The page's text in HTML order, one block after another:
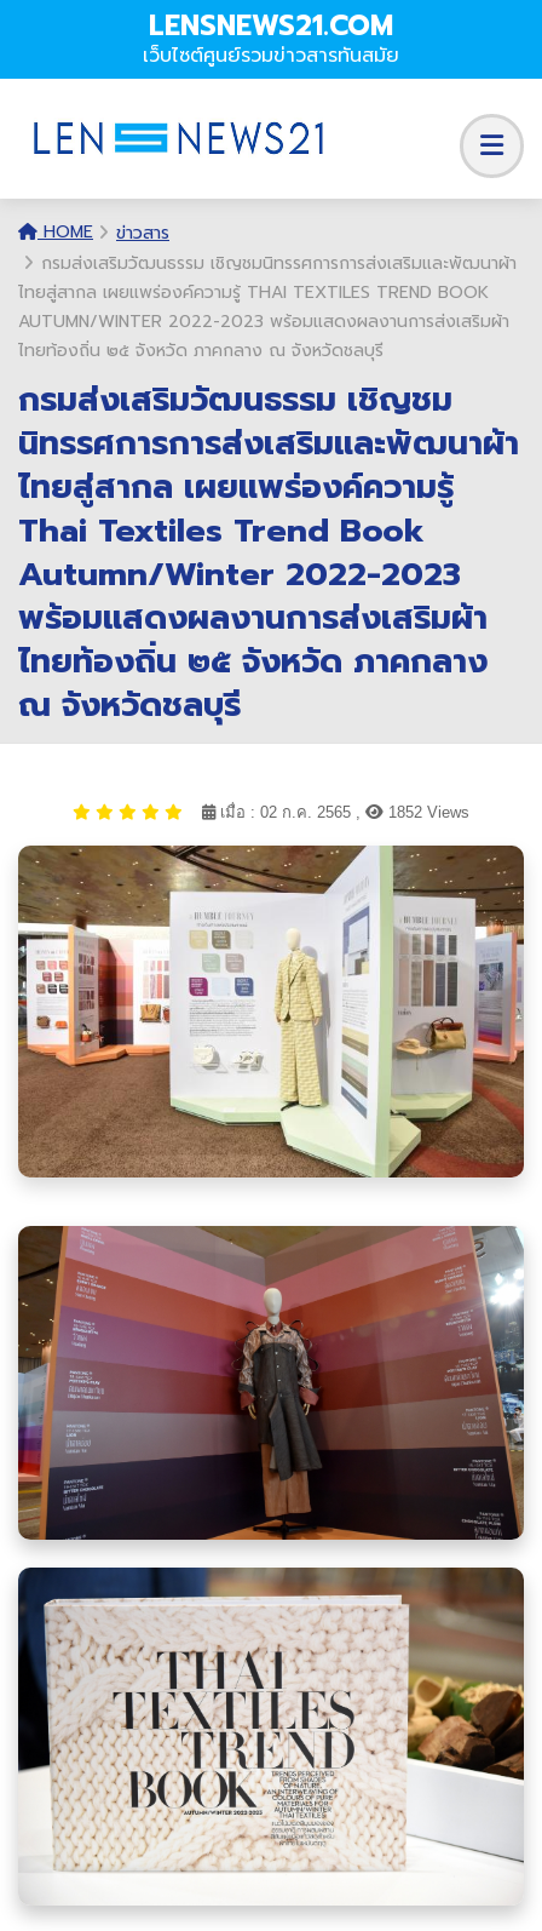
LENSNEWS21.COM
เว็บไซต์ศูนย์รวมข่าวสารทันสมัย
HOME
ข่าวสาร
กรมส่งเสริมวัฒนธรรม เชิญชมนิทรรศการการส่งเสริมและพัฒนาผ้า
ไทยสู่สากล เผยแพร่องค์ความรู้ THAI TEXTILES TREND BOOK
AUTUMN/WINTER 2022-2023 พร้อมแสดงผลงานการส่งเสริมผ้า
ไทยท้องถิ่น ๒๕ จังหวัด ภาคกลาง ณ จังหวัดชลบุรี
กรมส่งเสริมวัฒนธรรม เชิญชม
นิทรรศการการส่งเสริมและพัฒนาผ้า
ไทยสู่สากล เผยแพร่องค์ความรู้
Thai Textiles Trend Book
Autumn/Winter 2022-2023
พร้อมแสดงผลงานการส่งเสริมผ้า
ไทยท้องถิ่น ๒๕ จังหวัด ภาคกลาง
ณ จังหวัดชลบุรี
เมื่อ : 02 ก.ค. 2565 , 1852 Views